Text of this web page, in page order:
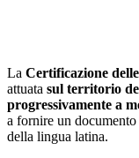
La Certificazione
attuata sul territorio
progressivamente a
a fornire un
della lingua latina.